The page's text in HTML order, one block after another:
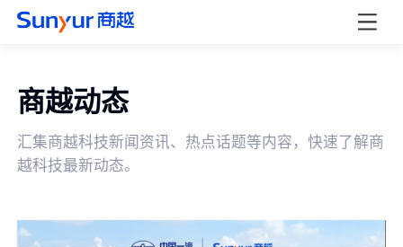
商越动态
汇集商越科技新闻资讯、热点话题等内容，快速了解商
越科技最新动态。